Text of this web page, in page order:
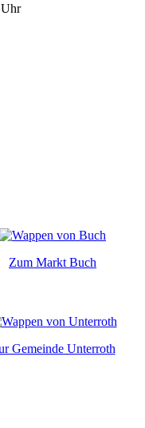
Zum Markt Buch
Gemeinde Unterroth